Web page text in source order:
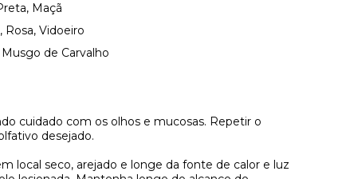
Maçã
Vidoeiro
de Carvalho
cuidado com os olhos e mucosas. Repetir o
desejado.
local seco, arejado e longe da fonte de calor e luz